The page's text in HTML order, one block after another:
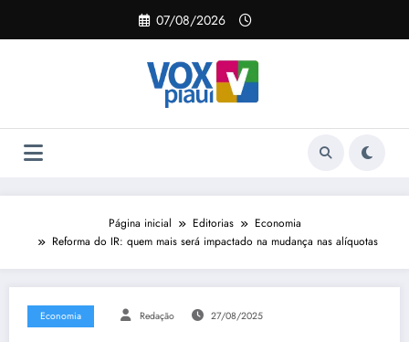
o
07/08/2026
Página inicial Editorias
Economia
Reforma do IR: quem mais será impactado na mudança nas alíquotas
Economia Redação 27/08/2025